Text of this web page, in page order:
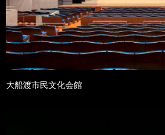
大船渡市民文化会館